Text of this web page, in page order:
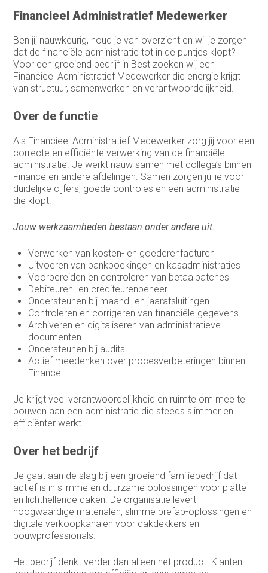
Financieel Administratief Medewerker
Ben jij nauwkeurig, houd je van overzicht en wil je zorgen
dat de financiële administratie tot in de puntjes klopt?
Voor een groeiend bedrijf in Best zoeken wij een
Financieel Administratief Medewerker die energie krijgt
van structuur, samenwerken en verantwoordelijkheid.
Over de functie
Als Financieel Administratief Medewerker zorg jij voor een
correcte en efficiënte verwerking van de financiële
administratie. Je werkt nauw samen met collega’s binnen
Finance en andere afdelingen. Samen zorgen jullie voor
duidelijke cijfers, goede controles en een administratie
die klopt.
Jouw werkzaamheden bestaan onder andere uit:
Verwerken van kosten- en goederenfacturen
Uitvoeren van bankboekingen en kasadministraties
Voorbereiden en controleren van betaalbatches
Debiteuren- en crediteurenbeheer
Ondersteunen bij maand- en jaarafsluitingen
Controleren en corrigeren van financiële gegevens
Archiveren en digitaliseren van administratieve
documenten
Ondersteunen bij audits
Actief meedenken over procesverbeteringen binnen
Finance
Je krijgt veel verantwoordelijkheid en ruimte om mee te
bouwen aan een administratie die steeds slimmer en
efficiënter werkt.
Over het bedrijf
Je gaat aan de slag bij een groeiend familiebedrijf dat
actief is in slimme en duurzame oplossingen voor platte
en lichthellende daken. De organisatie levert
hoogwaardige materialen, slimme prefab-oplossingen en
digitale verkoopkanalen voor dakdekkers en
bouwprofessionals.
Het bedrijf denkt verder dan alleen het product. Klanten
Medewerker verkoop binnendienst
Operationeel medewerker inkoop
productieplanner
Productspecialist
Purchasing Officer
Sales engineer
Sales representative
Sales support
Service Coördinator
Systeem & Applicatiebeheerder
Systeembeheerder
Technisch Commercieel Medewerker
Binnendienst
Telemarketeer
Vertegenwoordiger buitendienst
Warehouse manager